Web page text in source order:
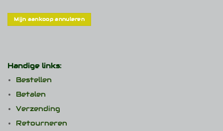
Mijn aankoop annuleren
Handige links:
Bestellen
Betalen
Verzending
Retourneren